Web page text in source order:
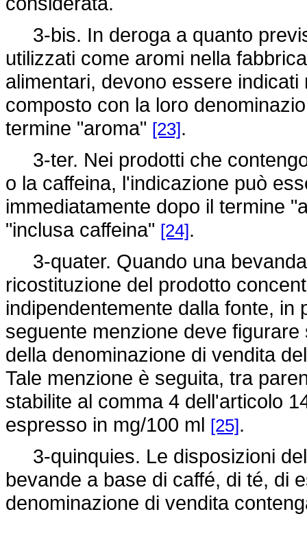
3-bis. In deroga a quanto
utilizzati come aromi nella
alimentari, devono essere
composto con la loro
termine "aroma" [23].
3-ter. Nei prodotti che
o la caffeina, l'indicazione può
immediatamente dopo il termine
"inclusa caffeina" [24].
3-quater. Quando una
ricostituzione del prodotto
indipendentemente dalla fonte,
seguente menzione deve
della denominazione di vendita
Tale menzione è seguita, tra
stabilite al comma 4 dell'articolo
espresso in mg/100 ml [25].
3-quinquies. Le disposizioni
bevande a base di caffé, di té, di
denominazione di vendita